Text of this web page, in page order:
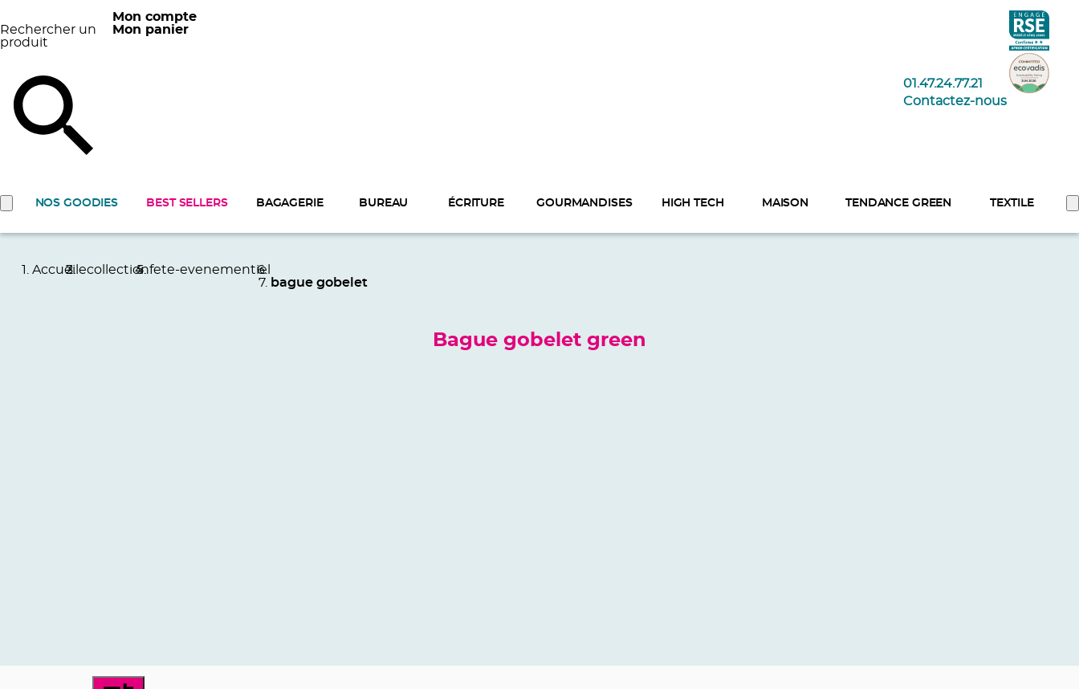
Rechercher un
produit
Mon compte
Mon panier
01.47.24.77.21
Contactez-nous
NOS GOODIES BEST SELLERS BAGAGERIE BUREAU ÉCRITURE GOURMANDISES HIGH TECH MAISON TENDANCE GREEN TEXTILE
Accueil ecollectionfete-evenementiel
bague gobelet
Bague gobelet green